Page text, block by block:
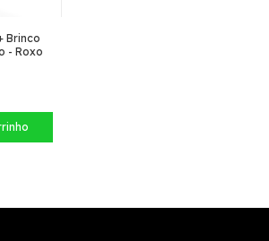
Brinco
- Roxo